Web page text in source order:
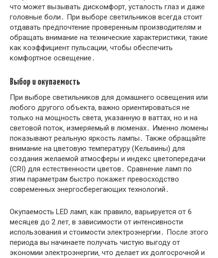
что может вызывать дискомфорт‚ усталость глаз и даже
головные боли․ При выборе светильников всегда стоит
отдавать предпочтение проверенным производителям и
обращать внимание на технические характеристики‚ такие
как коэффициент пульсации‚ чтобы обеспечить
комфортное освещение․
Выбор и окупаемость
При выборе светильников для домашнего освещения или
любого другого объекта‚ важно ориентироваться не
только на мощность света‚ указанную в ваттах‚ но и на
световой поток‚ измеряемый в люменах․ Именно люмены
показывают реальную яркость лампы․ Также обращайте
внимание на цветовую температуру (Кельвины) для
создания желаемой атмосферы и индекс цветопередачи
(CRI) для естественности цветов․ Сравнение ламп по
этим параметрам быстро покажет превосходство
современных энергосберегающих технологий․
Окупаемость LED ламп‚ как правило‚ варьируется от 6
месяцев до 2 лет‚ в зависимости от интенсивности
использования и стоимости электроэнергии․ После этого
периода вы начинаете получать чистую выгоду от
экономии электроэнергии‚ что делает их долгосрочной и